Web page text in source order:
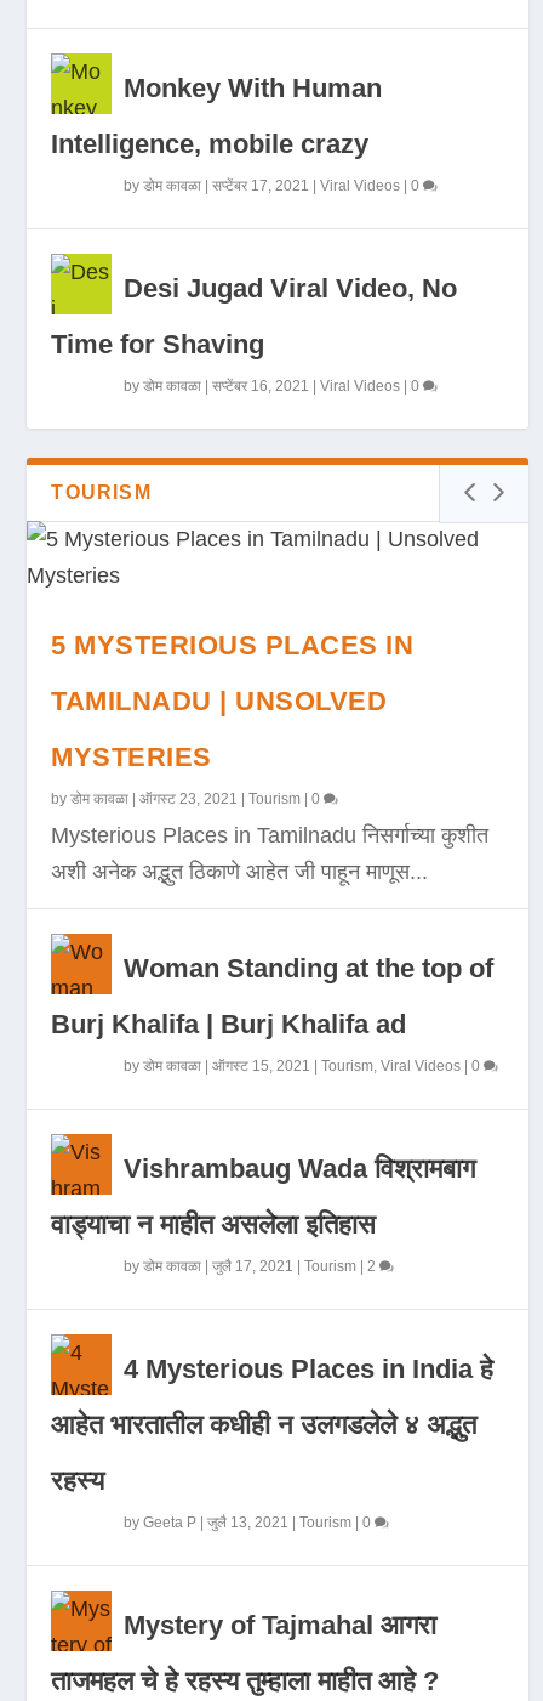
Monkey With Human
Intelligence, mobile crazy
byडोम कावळा |सप्टेंबर 17, 2021 |Viral Videos |0
Desi Jugad Viral Video, No
Time for Shaving
byडोम कावळा |सप्टेंबर 16, 2021 |Viral Videos |0
TOURISM
5 MYSTERIOUS PLACES IN
TAMILNADU | UNSOLVED
MYSTERIES
byडोम कावळा |ऑगस्ट 23, 2021 |Tourism |0
Mysterious Places in Tamilnadu निसर्गाच्या कुशीत
अशी अनेक अद्भुत ठिकाणे आहेत जी पाहून माणूस...
Woman Standing at the top of
Burj Khalifa | Burj Khalifa ad
byडोम कावळा |ऑगस्ट 15, 2021 |Tourism,Viral Videos |0
Vishrambaug Wada विश्रामबाग
वाड्याचा न माहीत असलेला इतिहास
byडोम कावळा |जुलै 17, 2021 |Tourism |2
4 Mysterious Places in India हे
आहेत भारतातील कधीही न उलगडलेले ४ अद्भुत
रहस्य
byGeeta P |जुलै 13, 2021 |Tourism |0
Mystery of Tajmahal आगरा
ताजमहल चे हे रहस्य तुम्हाला माहीत आहे ?